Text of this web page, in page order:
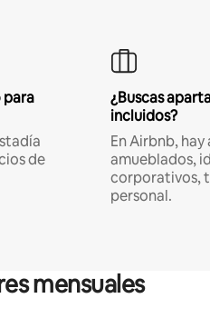
para
de
¿Buscas
incluidos?
En Airbnb,
amueblados,
corporativos,
personal.
mensuales